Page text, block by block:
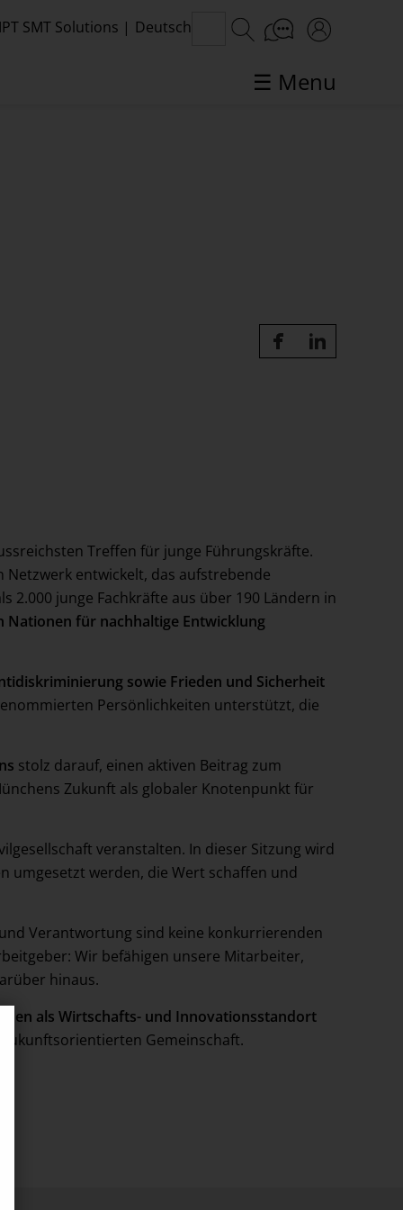
SMT Solutions | Deutsch
☰ Menu
Treffen für junge Führungskräfte.
Netzwerk entwickelt, das aufstrebende
2.000 junge Fachkräfte aus über 190 Ländern in
Nationen für nachhaltige Entwicklung
sowie Frieden und Sicherheit
Persönlichkeiten unterstützt, die
stolz darauf, einen aktiven Beitrag zum
Zukunft als globaler Knotenpunkt für
veranstalten. In dieser Sitzung wird
umgesetzt werden, die Wert schaffen und
Verantwortung sind keine konkurrierenden
Wir befähigen unsere Mitarbeiter,
hinaus.
als Wirtschafts- und Innovationsstandort
Gemeinschaft.